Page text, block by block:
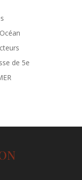
de 5e